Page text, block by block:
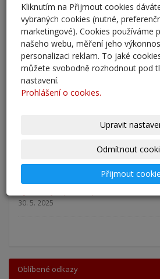
Nový školní rok - informace
31. 8. 2025
Pěšky do školy
29. 8. 2025
Zahájení školního roku 2025/
30. 5. 2025
Oblíbené odkazy
Kliknutím na Přijmout cookies
vybraných cookies (nutné,
marketingové). Cookies používáme
našeho webu, měření jeho
personalizaci reklam. To jaké
můžete svobodně rozhodnout pod
nastavení.
Prohlášení o cookies.
Upravit
Odmítnout
Přijmout